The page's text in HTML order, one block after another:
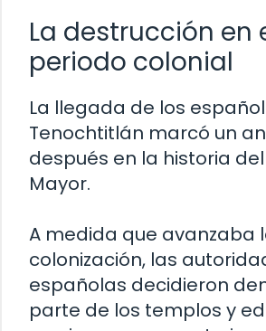
La destrucción en
periodo colonial
La llegada de los
Tenochtitlán marcó un
después en la historia
Mayor.
A medida que avanzaba
colonización, las
españolas decidieron
parte de los templos y